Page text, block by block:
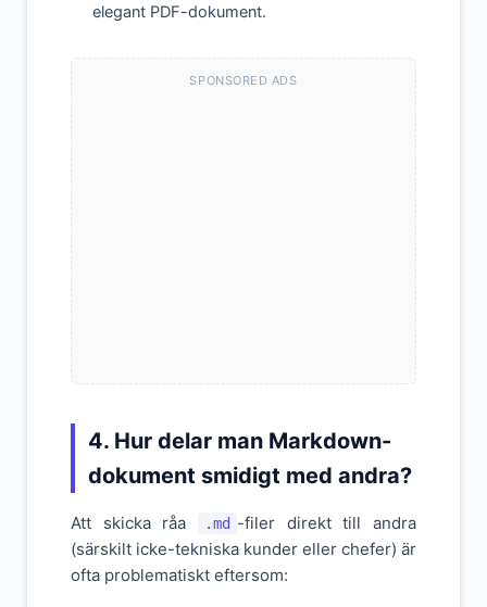
elegant PDF-dokument.
SPONSORED ADS
4. Hur delar man Markdown-
dokument smidigt med andra?
Att skicka råa .md -filer direkt till andra
(särskilt icke-tekniska kunder eller chefer) är
ofta problematiskt eftersom: